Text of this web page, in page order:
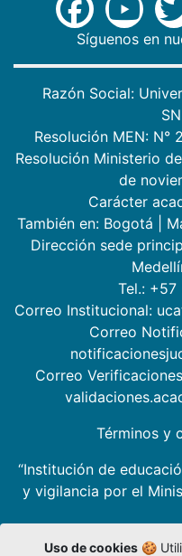
Síguenos en
Razón Social:
Resolución MEN: N°
Resolución Ministerio
de
Carácter
También en: Bogotá
Dirección sede
Tel.:
Correo Institucional:
Correo
Correo
Términos y
“Institución de
y vigilancia por el
Uso de cookies🍪